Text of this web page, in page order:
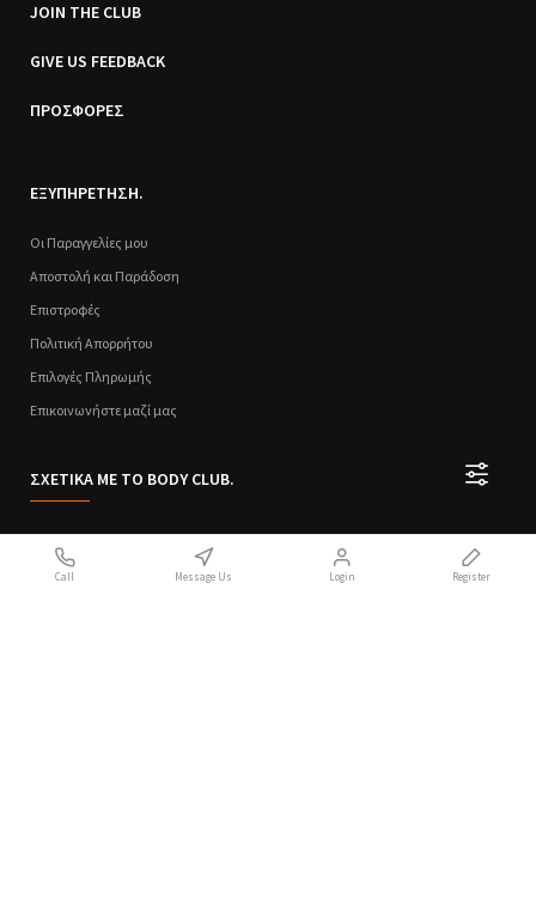
JOIN THE CLUB
GIVE US FEEDBACK
ΠΡΟΣΦΟΡΕΣ
ΕΞΥΠΗΡΕΤΗΣΗ.
Οι Παραγγελίες μου
Αποστολή και Παράδοση
Επιστροφές
Πολιτική Απορρήτου
Επιλογές Πληρωμής
Επικοινωνήστε μαζί μας
ΣΧΕΤΙΚΑ ΜΕ ΤΟ BODY CLUB.
Call Message Us Login Register